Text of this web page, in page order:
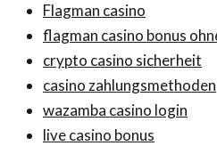
Flagman casino
flagman casino bonus
crypto casino sicherheit
casino zahlungsmethoden
wazamba casino login
live casino bonus